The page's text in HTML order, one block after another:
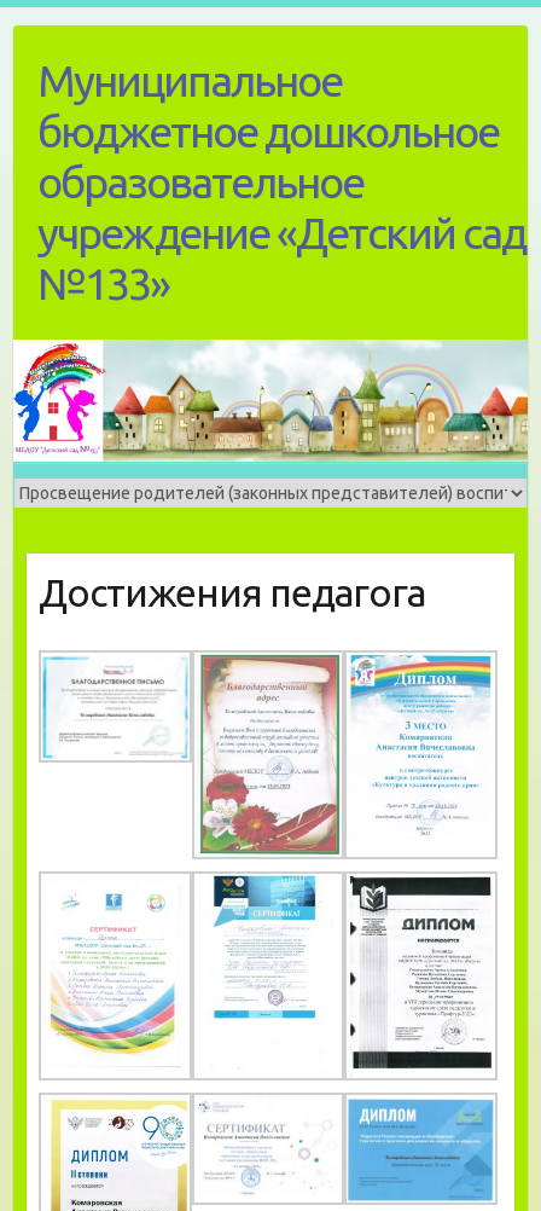
contentМуниципальное
бюджетное дошкольное
образовательное
учреждение «Детский сад
№133»
Достижения педагога